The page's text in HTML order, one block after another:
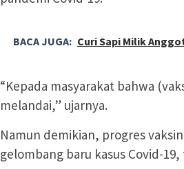
BACA JUGA: Curi Sapi Milik
“Kepada masyarakat bahwa
melandai,” ujarnya.
Namun demikian, progres
gelombang baru kasus Covid-